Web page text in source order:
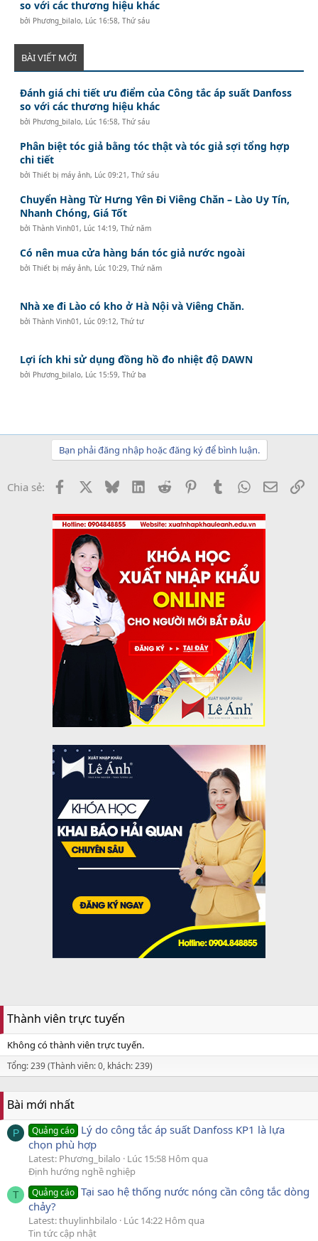
so với các thương hiệu khác
bởi Phương_bilalo, Lúc 16:58, Thứ sáu
BÀI VIẾT MỚI
Đánh giá chi tiết ưu điểm của Công tắc áp suất Danfoss
so với các thương hiệu khác
bởi Phương_bilalo, Lúc 16:58, Thứ sáu
Phân biệt tóc giả bằng tóc thật và tóc giả sợi tổng hợp
chi tiết
bởiThiết bị máy ảnh, Lúc 09:21, Thứ sáu
Chuyển Hàng Từ Hưng Yên Đi Viêng Chăn – Lào Uy Tín,
Nhanh Chóng, Giá Tốt
bởiThành Vinh01 , Lúc 14:19, Thứ năm
Có nên mua cửa hàng bán tóc giả nước ngoài
bởiThiết bị máy ảnh, Lúc 10:29, Thứ năm
Nhà xe đi Lào có kho ở Hà Nội và Viêng Chăn.
bởiThành Vinh01 , Lúc 09:12, Thứ tư
Lợi ích khi sử dụng đồng hồ đo nhiệt độ DAWN
bởi Phương_bilalo, Lúc 15:59, Thứ ba
Bạn phải đăng nhập hoặc đăng ký để bình luận.
Chia sẻ: Facebook BlueskyLinkedInReddit PinterestTumblrWhatsApp
Email
Thành viên trực tuyến
Không có thành viên trực tuyến.
Tổng: 239 (Thành viên: 0, khách: 239)
Bài mới nhất
P Quảng cáo Lý do công tắc áp suất Danfoss KP1 là lựa
chọn phù hợp
Latest: Phương_bilalo
Lúc 15:58 Hôm qua
Định hướng nghề nghiệp
T Quảng cáo Tại sao hệ thống nước nóng cần công tắc dòng
chảy?
Latest: thuylinhbilalo
Lúc 14:22 Hôm qua
Tin tức cập nhật